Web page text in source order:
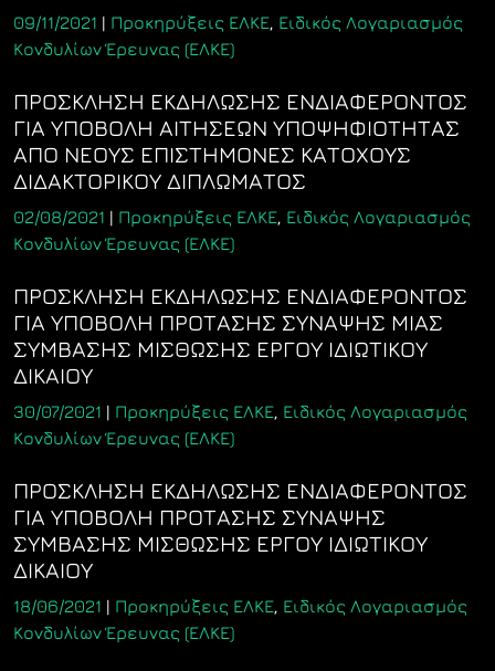
09/11/2021 | Προκηρύξεις ΕΛΚΕ, Ειδικός Λογαριασμός
Κονδυλίων Έρευνας (ΕΛΚΕ)
ΠΡΟΣΚΛΗΣΗ ΕΚΔΗΛΩΣΗΣ ΕΝΔΙΑΦΕΡΟΝΤΟΣ
ΓΙΑ ΥΠΟΒΟΛΗ ΑΙΤΗΣΕΩΝ ΥΠΟΨΗΦΙΟΤΗΤΑΣ
ΑΠΟ ΝΕΟΥΣ ΕΠΙΣΤΗΜΟΝΕΣ ΚΑΤΟΧΟΥΣ
ΔΙΔΑΚΤΟΡΙΚΟΥ ΔΙΠΛΩΜΑΤΟΣ
02/08/2021 | Προκηρύξεις ΕΛΚΕ, Ειδικός Λογαριασμός
Κονδυλίων Έρευνας (ΕΛΚΕ)
ΠΡΟΣΚΛΗΣΗ ΕΚΔΗΛΩΣΗΣ ΕΝΔΙΑΦΕΡΟΝΤΟΣ
ΓΙΑ ΥΠΟΒΟΛΗ ΠΡΟΤΑΣΗΣ ΣΥΝΑΨΗΣ ΜΙΑΣ
ΣΥΜΒΑΣΗΣ ΜΙΣΘΩΣΗΣ ΕΡΓΟΥ ΙΔΙΩΤΙΚΟΥ
ΔΙΚΑΙΟΥ
30/07/2021 | Προκηρύξεις ΕΛΚΕ, Ειδικός Λογαριασμός
Κονδυλίων Έρευνας (ΕΛΚΕ)
ΠΡΟΣΚΛΗΣΗ ΕΚΔΗΛΩΣΗΣ ΕΝΔΙΑΦΕΡΟΝΤΟΣ
ΓΙΑ ΥΠΟΒΟΛΗ ΠΡΟΤΑΣΗΣ ΣΥΝΑΨΗΣ
ΣΥΜΒΑΣΗΣ ΜΙΣΘΩΣΗΣ ΕΡΓΟΥ ΙΔΙΩΤΙΚΟΥ
ΔΙΚΑΙΟΥ
18/06/2021 | Προκηρύξεις ΕΛΚΕ, Ειδικός Λογαριασμός
Κονδυλίων Έρευνας (ΕΛΚΕ)